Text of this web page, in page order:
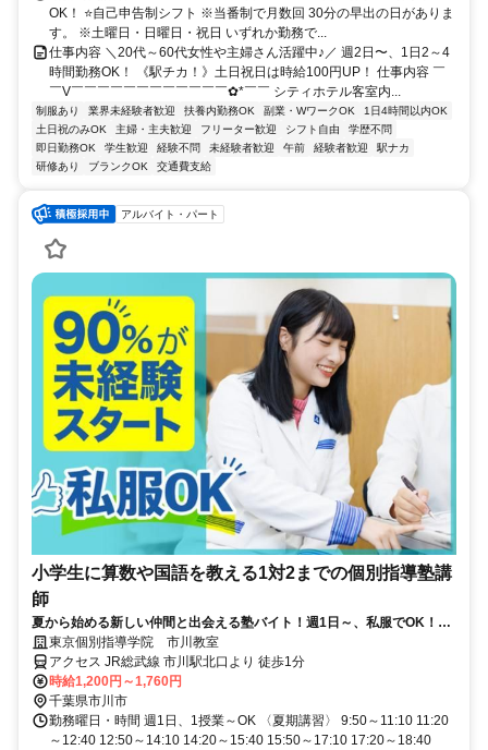
OK！ ⭐自己申告制シフト ※当番制で月数回 30分の早出の日がありま
す。 ※土曜日・日曜日・祝日 いずれか勤務で...
仕事内容 ＼20代～60代女性や主婦さん活躍中♪／ 週2日〜、1日2～4
時間勤務OK！ 《駅チカ！》土日祝日は時給100円UP！ 仕事内容 ￣
￣V￣￣￣￣￣￣￣￣￣￣￣￣✿*￣￣ シティホテル客室内...
制服あり 業界未経験者歓迎 扶養内勤務OK 副業・WワークOK
1日4時間以内OK
土日祝のみOK
主婦・主夫歓迎 フリーター歓迎 シフト自由
学歴不問
即日勤務OK
学生歓迎 経験不問 未経験者歓迎 午前 経験者歓迎
駅ナカ
研修あり
ブランクOK 交通費支給
アルバイト・パート
小学生に算数や国語を教える1対2までの個別指導塾講
師
夏から始める新しい仲間と出会える塾バイト！週1日～、私服でOK！テ
ストや帰省なども調整可能！
東京個別指導学院 市川教室
アクセス JR総武線 市川駅北口より 徒歩1分
時給1,200円～1,760円
千葉県市川市
勤務曜日・時間 週1日、1授業～OK 〈夏期講習〉 9:50～11:10 11:20
～12:40 12:50～14:10 14:20～15:40 15:50～17:10 17:20～18:40